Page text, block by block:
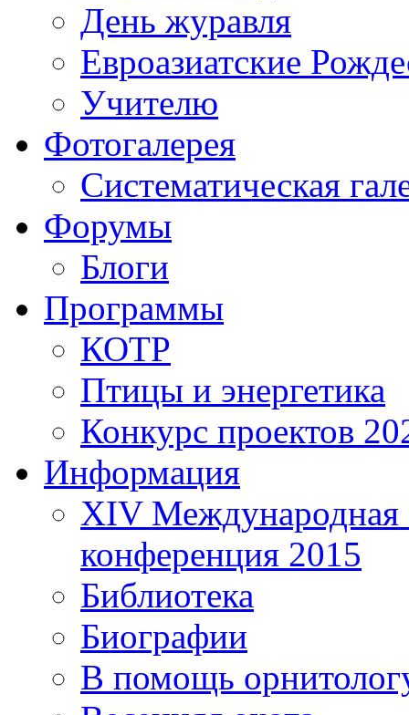
День журавля
Евроазиатские
Учителю
Фотогалерея
Систематическая
Форумы
Блоги
Программы
КОТР
Птицы и энергетика
Конкурс проектов
Информация
XIV Международная
конференция 2015
Библиотека
Биографии
В помощь